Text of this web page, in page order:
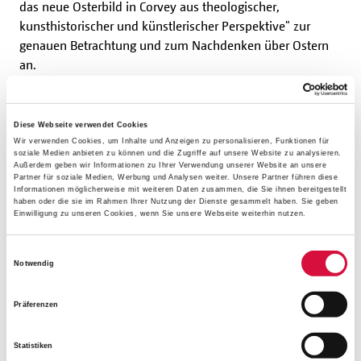
Diese Webseite verwendet Cookies
Wir verwenden Cookies, um Inhalte und Anzeigen zu personalisieren, Funktionen für
soziale Medien anbieten zu können und die Zugriffe auf unsere Website zu analysieren.
Außerdem geben wir Informationen zu Ihrer Verwendung unserer Website an unsere
Partner für soziale Medien, Werbung und Analysen weiter. Unsere Partner führen diese
Informationen möglicherweise mit weiteren Daten zusammen, die Sie ihnen bereitgestellt
haben oder die sie im Rahmen Ihrer Nutzung der Dienste gesammelt haben. Sie geben
Einwilligung zu unseren Cookies, wenn Sie unsere Webseite weiterhin nutzen.
Notwendig
Präferenzen
Statistiken
das neue Osterbild in Corvey aus theologischer,
kunsthistorischer und künstlerischer Perspektive" zur
genauen Betrachtung und zum Nachdenken über Ostern
an.
Den Themenabend am 20. Mai gestalten vier Referenten:
Generalvikar Dr. Michael Bredeck, Erzbistum Paderborn,
aus theologischer Sicht, Monsignore Georg Austen,
Generalsekretär des Bonifatiuswerks, mit Blick auf die
Vorgeschichte des Bildes, Professor Dr. Christoph
Stiegemann aus kunsthistorischer Perspektive und der
Kunst und Theologie in einem klassischen Rahmen setzen
Pfarrdechant Dr. Hans-Bernd Krismanek die Intention der